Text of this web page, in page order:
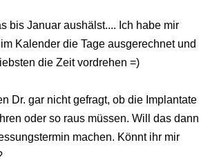
bis Januar aushälst.... Ich habe mir
Kalender die Tage ausgerechnet und
die Zeit vordrehen =)
Dr. gar nicht gefragt, ob die Implantate
oder so raus müssen. Will das dann
machen. Könnt ihr mir